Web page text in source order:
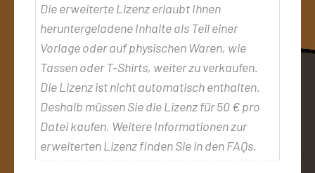
Die erweiterte Lizenz erlaubt Ihnen
heruntergeladene Inhalte als Teil einer
Vorlage oder auf physischen Waren, wie
Tassen oder T-Shirts, weiter zu verkaufen.
Die Lizenz ist nicht automatisch enthalten.
Deshalb müssen Sie die Lizenz für 50 € pro
Datei kaufen. Weitere Informationen zur
erweiterten Lizenz finden Sie in den FAQs.